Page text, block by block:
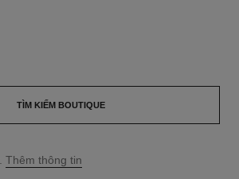
TÌM KIẾM BOUTIQUE
Thêm thông tin